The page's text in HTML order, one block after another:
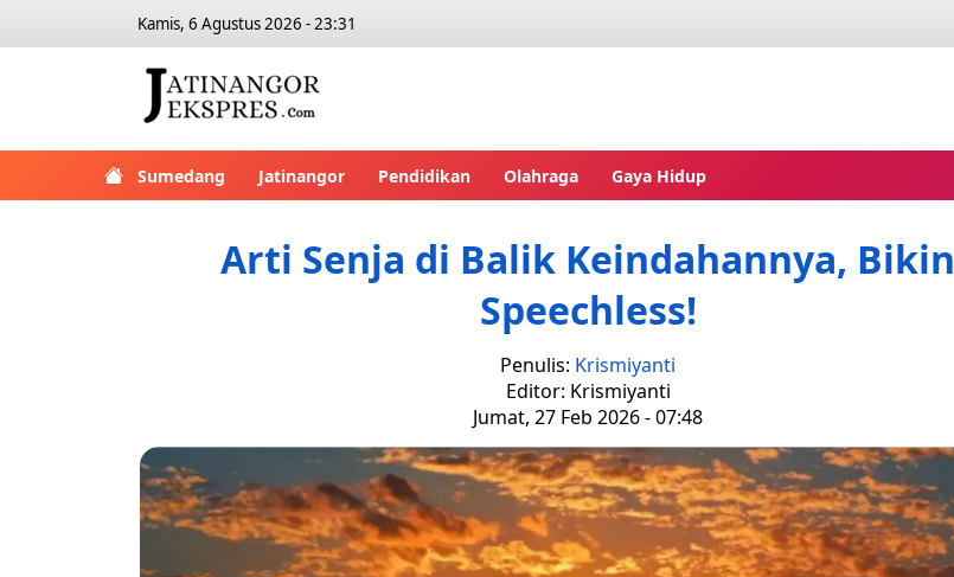
Kamis, 6 Agustus 2026 - 23:31
Sumedang Jatinangor Pendidikan Olahraga Gaya Hidup
Arti Senja di Balik Keindahannya, Bikin
Speechless!
Penulis: Krismiyanti
Editor: Krismiyanti
Jumat, 27 Feb 2026 - 07:48